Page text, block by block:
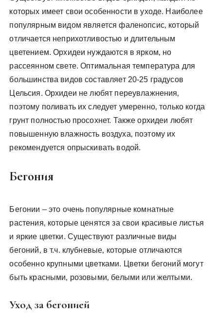
которых имеет свои особенности в уходе. Наиболее
популярным видом является фаленопсис‚ который
отличается неприхотливостью и длительным
цветением. Орхидеи нуждаются в ярком‚ но
рассеянном свете. Оптимальная температура для
большинства видов составляет 20-25 градусов
Цельсия. Орхидеи не любят переувлажнения‚
поэтому поливать их следует умеренно‚ только когда
грунт полностью просохнет. Также орхидеи любят
повышенную влажность воздуха‚ поэтому их
рекомендуется опрыскивать водой.
Бегония
Бегонии – это очень популярные комнатные
растения‚ которые ценятся за свои красивые листья
и яркие цветки. Существуют различные виды
бегоний‚ в т.ч. клубневые‚ которые отличаются
особенно крупными цветками. Цветки бегоний могут
быть красными‚ розовыми‚ белыми или желтыми.
Уход за бегонией